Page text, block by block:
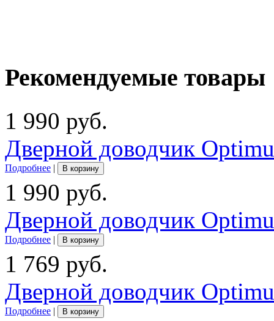
Рекомендуемые товары
1 990 руб.
Дверной доводчик
Подробнее | В корзину
1 990 руб.
Дверной доводчик
Подробнее | В корзину
1 769 руб.
Дверной доводчик
Подробнее | В корзину